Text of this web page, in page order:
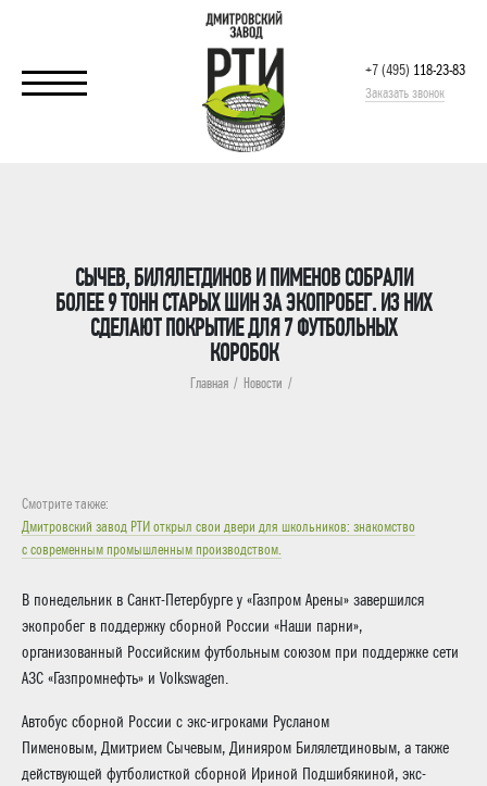
+7 (495) 118-23-83
Заказать звонок
СЫЧЕВ, БИЛЯЛЕТДИНОВ И ПИМЕНОВ СОБРАЛИ
БОЛЕЕ 9 ТОНН СТАРЫХ ШИН ЗА ЭКОПРОБЕГ. ИЗ НИХ
СДЕЛАЮТ ПОКРЫТИЕ ДЛЯ 7 ФУТБОЛЬНЫХ
КОРОБОК
Главная Новости
Смотрите также:
Дмитровский завод РТИ открыл свои двери для школьников: знакомство
с современным промышленным производством.
В понедельник в Санкт-Петербурге у «Газпром Арены» завершился
экопробег в поддержку сборной России «Наши парни»,
организованный Российским футбольным союзом при поддержке сети
АЗС «Газпромнефть» и Volkswagen.
Автобус сборной России с экс-игроками Русланом
Пименовым, Дмитрием Сычевым, Динияром Билялетдиновым, а также
действующей футболисткой сборной Ириной Подшибякиной, экс-